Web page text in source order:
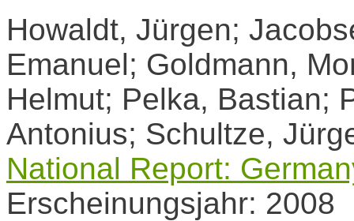
Howaldt, Jürgen;
Emanuel; Goldmann,
Helmut; Pelka, Bastian;
Antonius; Schultze,
National Report:
Erscheinungsjahr: 2008